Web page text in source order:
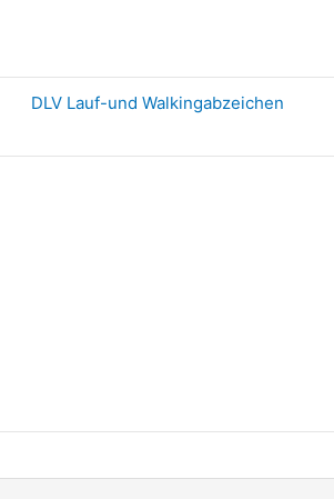
DLV Lauf-und Walkingabzeichen